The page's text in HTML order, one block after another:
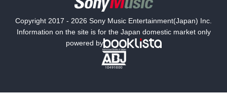
海外小説
ミステリー SF
文学
Copyright 2017 - 2026 Sony Music Entertainment(Japan) Inc.
Information on the site is for the Japan domestic market only
powered by